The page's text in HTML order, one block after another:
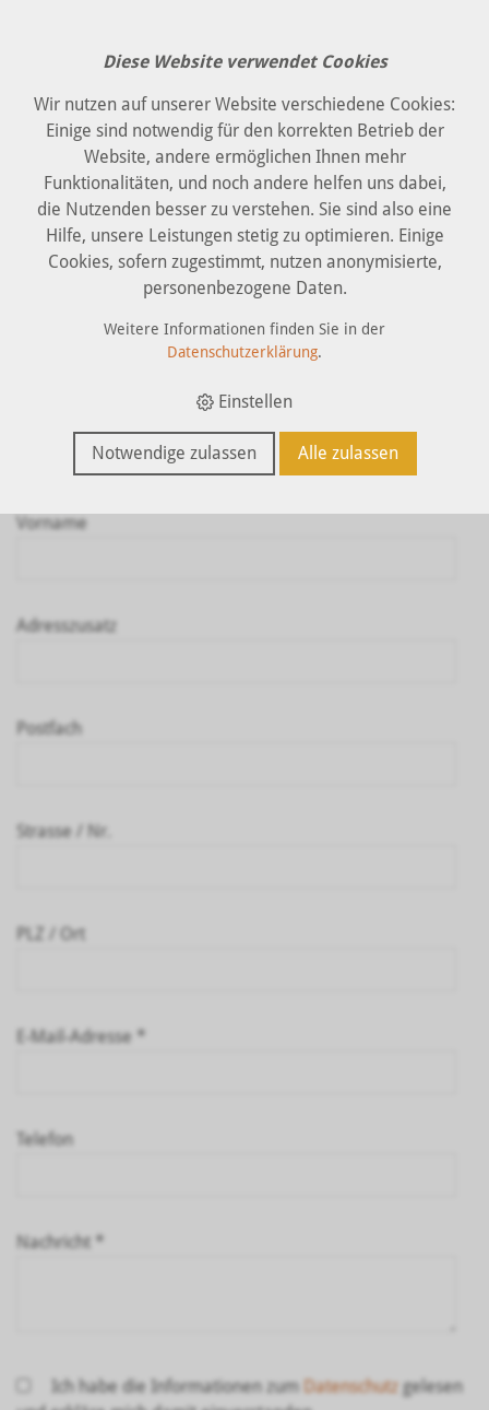
Anfrage
Firma
Vorname
Adresszusatz
Postfach
Strasse / Nr.
PLZ / Ort
E-Mail-Adresse *
Telefon
Nachricht *
Ich habe die Informationen zum Datenschutz gelesen
Diese Website verwendet Cookies
Wir nutzen auf unserer Website verschiedene Cookies:
Einige sind notwendig für den korrekten Betrieb der
Website, andere ermöglichen Ihnen mehr
Funktionalitäten, und noch andere helfen uns dabei,
die Nutzenden besser zu verstehen. Sie sind also eine
Hilfe, unsere Leistungen stetig zu optimieren. Einige
Cookies, sofern zugestimmt, nutzen anonymisierte,
personenbezogene Daten.
Weitere Informationen finden Sie in der
Datenschutzerklärung.
Einstellen
Notwendige zulassen Alle zulassen